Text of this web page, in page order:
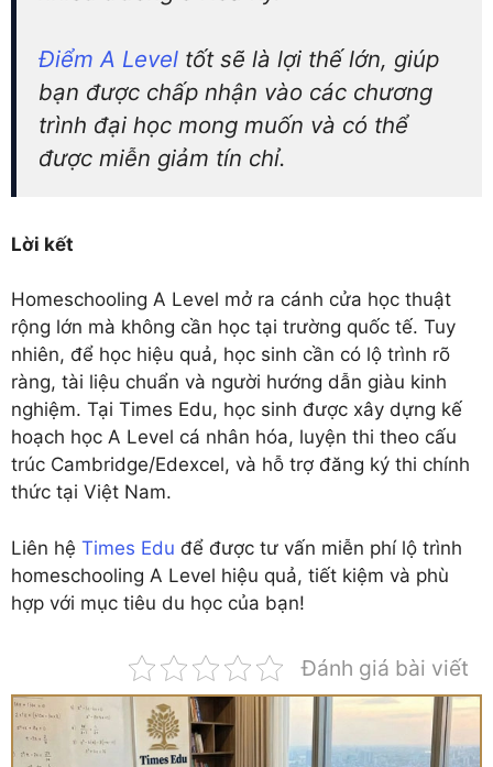
Điểm A Level tốt sẽ là lợi thế lớn, giúp
bạn được chấp nhận vào các chương
trình đại học mong muốn và có thể
được miễn giảm tín chỉ.
Lời kết
Homeschooling A Level mở ra cánh cửa học thuật
rộng lớn mà không cần học tại trường quốc tế. Tuy
nhiên, để học hiệu quả, học sinh cần có lộ trình rõ
ràng, tài liệu chuẩn và người hướng dẫn giàu kinh
nghiệm. Tại Times Edu, học sinh được xây dựng kế
hoạch học A Level cá nhân hóa, luyện thi theo cấu
trúc Cambridge/Edexcel, và hỗ trợ đăng ký thi chính
thức tại Việt Nam.
Liên hệ Times Edu để được tư vấn miễn phí lộ trình
homeschooling A Level hiệu quả, tiết kiệm và phù
hợp với mục tiêu du học của bạn!
Đánh giá bài viết